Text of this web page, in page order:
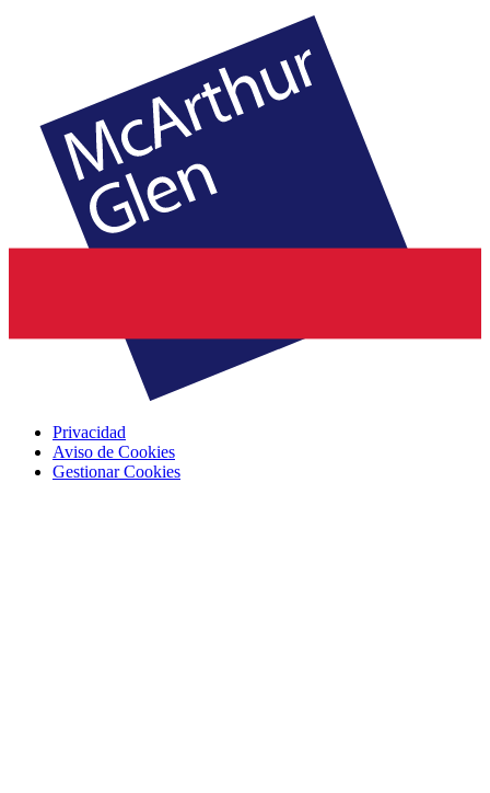
Privacidad
Aviso de Cookies
Gestionar Cookies